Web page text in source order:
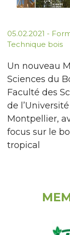
05.02.2021 -
Technique bois
Un nouveau
Sciences du
Faculté des
de
Montpellier,
focus sur le
tropical